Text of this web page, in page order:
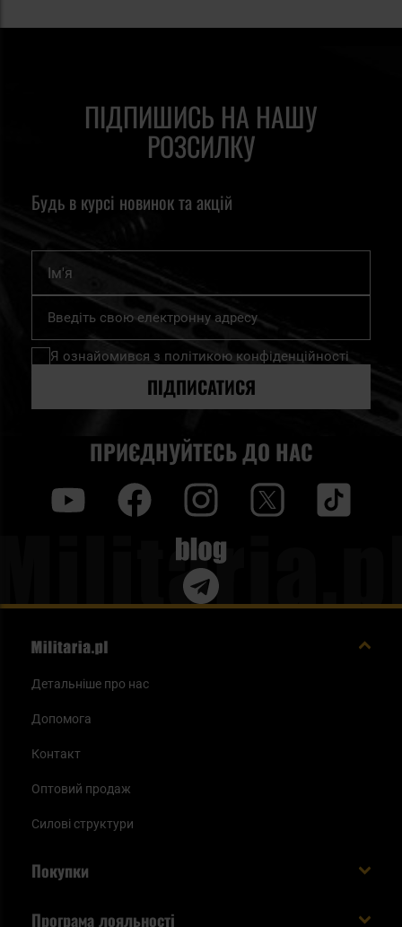
ПІДПИШИСЬ НА НАШУ
РОЗСИЛКУ
Будь в курсі новинок та акцій
Підпишіться
нашу
розсилку
Я ознайомився з політикою конфіденційності
ПІДПИСАТИСЯ
ПРИЄДНУЙТЕСЬ ДО НАС
Blog
Детальніше про нас
Допомога
Контакт
Оптовий продаж
Силові структури
Покупки
Програма лояльності